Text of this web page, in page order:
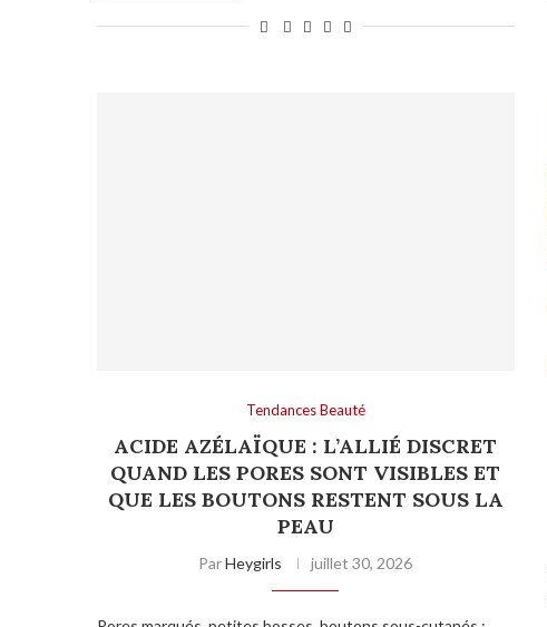
Tendances Beauté
ACIDE AZÉLAÏQUE : L’ALLIÉ DISCRET
QUAND LES PORES SONT VISIBLES ET
QUE LES BOUTONS RESTENT SOUS LA
PEAU
ParHeygirls juillet 30, 2026